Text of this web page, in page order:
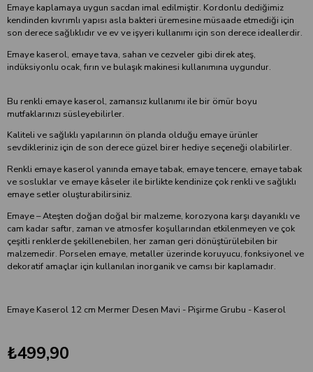
Emaye kaplamaya uygun sacdan imal edilmiştir. Kordonlu dediğimiz
kendinden kıvrımlı yapısı asla bakteri üremesine müsaade etmediği için
son derece sağlıklıdır ve ev ve işyeri kullanımı için son derece ideallerdir.
Emaye kaserol, emaye tava, sahan ve cezveler gibi direk ateş,
indüksiyonlu ocak, fırın ve bulaşık makinesi kullanımına uygundur.
Bu renkli emaye kaserol, zamansız kullanımı ile bir ömür boyu
mutfaklarınızı süsleyebilirler.
Kaliteli ve sağlıklı yapılarının ön planda olduğu emaye ürünler
sevdikleriniz için de son derece güzel birer hediye seçeneği olabilirler.
Renkli emaye kaserol yanında emaye tabak, emaye tencere, emaye tabak
ve sosluklar ve emaye kâseler ile birlikte kendinize çok renkli ve sağlıklı
emaye setler oluşturabilirsiniz.
Emaye – Ateşten doğan doğal bir malzeme, korozyona karşı dayanıklı ve
cam kadar saftır, zaman ve atmosfer koşullarından etkilenmeyen ve çok
çeşitli renklerde şekillenebilen, her zaman geri dönüştürülebilen bir
malzemedir. Porselen emaye, metaller üzerinde koruyucu, fonksiyonel ve
dekoratif amaçlar için kullanılan inorganik ve camsı bir kaplamadır.
Emaye Kaserol 12 cm Mermer Desen Mavi - Pişirme Grubu - Kaserol
₺499,90